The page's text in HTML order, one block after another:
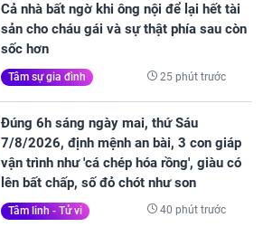
Cả nhà bất ngờ khi ông nội để lại hết tài
sản cho cháu gái và sự thật phía sau còn
sốc hơn
Tâm sự gia đình 25 phút trước
Đúng 6h sáng ngày mai, thứ Sáu
7/8/2026, định mệnh an bài, 3 con giáp
vận trình như 'cá chép hóa rồng', giàu có
lên bất chấp, số đỏ chót như son
Tâm linh - Tử vi 40 phút trước